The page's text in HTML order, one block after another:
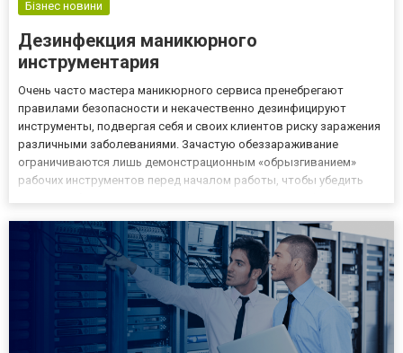
Бізнес новини
Дезинфекция маникюрного
инструментария
Очень часто мастера маникюрного сервиса пренебрегают
правилами безопасности и некачественно дезинфицируют
инструменты, подвергая себя и своих клиентов риску заражения
различными заболеваниями. Зачастую обеззараживание
ограничиваются лишь демонстрационным «обрызгиванием»
рабочих инструментов перед началом работы, чтобы убедить
маникюрного инструмен...